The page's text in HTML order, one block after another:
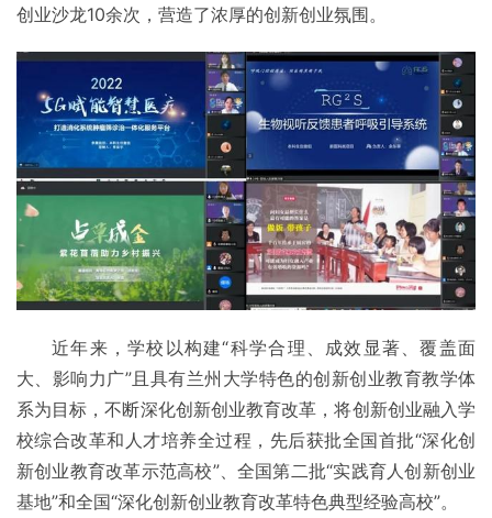
创业沙龙10余次，营造了浓厚的创新创业氛围。
近年来，学校以构建“科学合理、成效显著、覆盖面
大、影响力广”且具有兰州大学特色的创新创业教育教学体
系为目标，不断深化创新创业教育改革，将创新创业融入学
校综合改革和人才培养全过程，先后获批全国首批“深化创
新创业教育改革示范高校”、全国第二批“实践育人创新创业
基地”和全国“深化创新创业教育改革特色典型经验高校”。